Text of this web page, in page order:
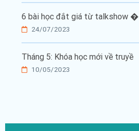
6 bài học đắt giá từ talkshow �
24/07/2023
Tháng 5: Khóa học mới về truyề
10/05/2023